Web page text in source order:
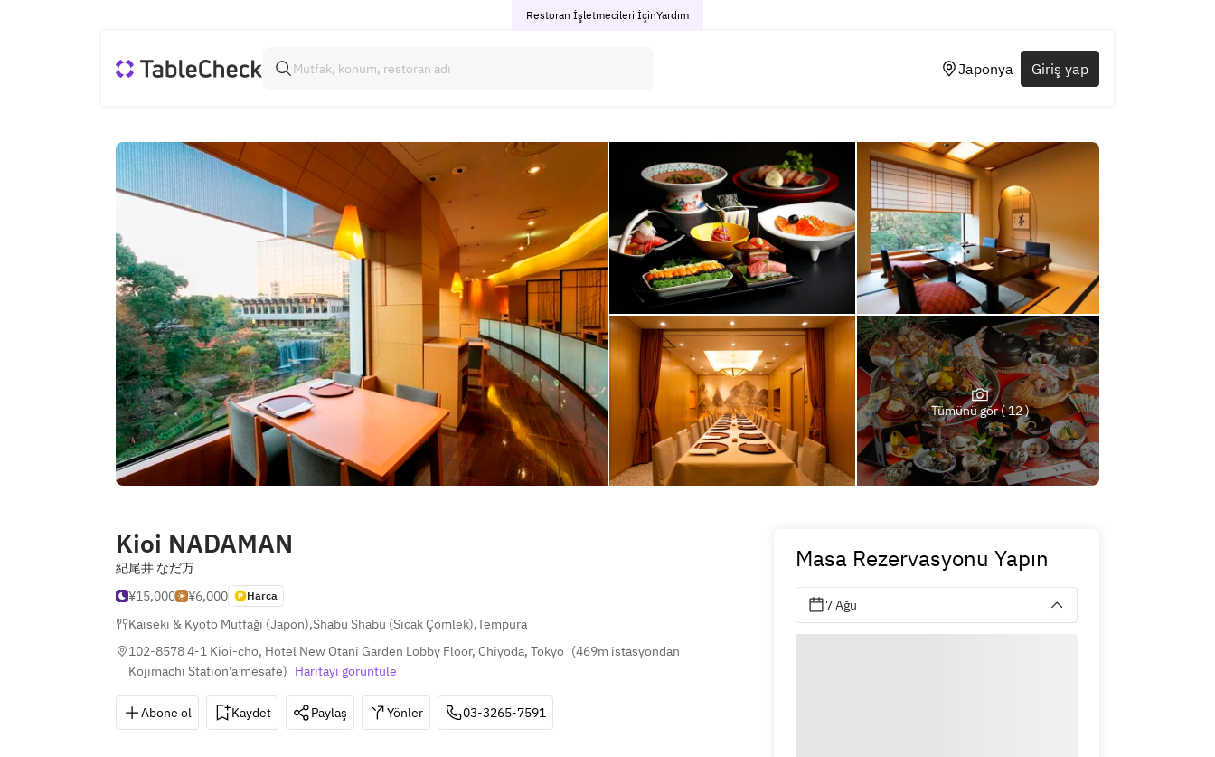
Restoran İşletmecileri İçinYardım
Japonya Giriş yap
Tümünü gör ( 12 )
Kioi NADAMAN
紀尾井 なだ万
¥15,000
¥6,000 Harca
Kaiseki & Kyoto Mutfağı (Japon),Shabu Shabu (Sıcak Çömlek),Tempura
102-8578 4-1 Kioi-cho, Hotel New Otani Garden Lobby Floor, Chiyoda, Tokyo (469m istasyondan
Kōjimachi Station'a mesafe) Haritayı görüntüle
Abone ol Kaydet Paylaş Yönler 03-3265-7591
Masa Rezervasyonu Yapın
7 Ağu